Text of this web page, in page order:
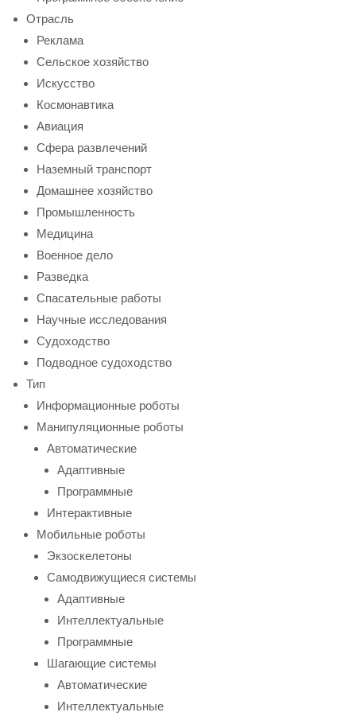
Отрасль
Реклама
Сельское хозяйство
Искусство
Космонавтика
Авиация
Сфера развлечений
Наземный транспорт
Домашнее хозяйство
Промышленность
Медицина
Военное дело
Разведка
Спасательные работы
Научные исследования
Судоходство
Подводное судоходство
Тип
Информационные роботы
Манипуляционные роботы
Автоматические
Адаптивные
Программные
Интерактивные
Мобильные роботы
Экзоскелетоны
Самодвижущиеся системы
Адаптивные
Интеллектуальные
Программные
Шагающие системы
Автоматические
Интеллектуальные